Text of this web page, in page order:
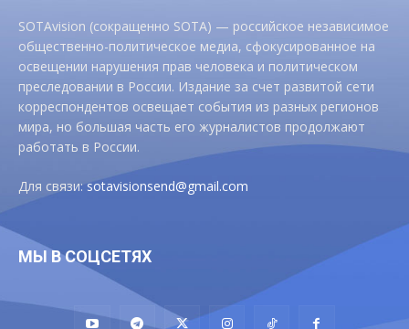
SOTAvision (сокращенно SOTA) — российское независимое
общественно-политическое медиа, сфокусированное на
освещении нарушения прав человека и политическом
преследовании в России. Издание за счет развитой сети
корреспондентов освещает события из разных регионов
мира, но большая часть его журналистов продолжают
работать в России.
Для связи:sotavisionsend@gmail.com
МЫ В СОЦСЕТЯХ